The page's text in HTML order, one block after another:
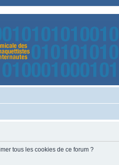
tous les cookies de ce forum ?